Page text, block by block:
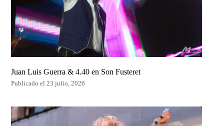
Juan Luis Guerra & 4.40 en Son Fusteret
Publicado el 23 julio, 2026